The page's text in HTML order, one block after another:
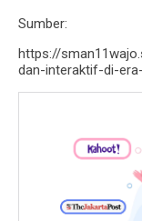
Sumber:
https://
dan-interaktif-di-